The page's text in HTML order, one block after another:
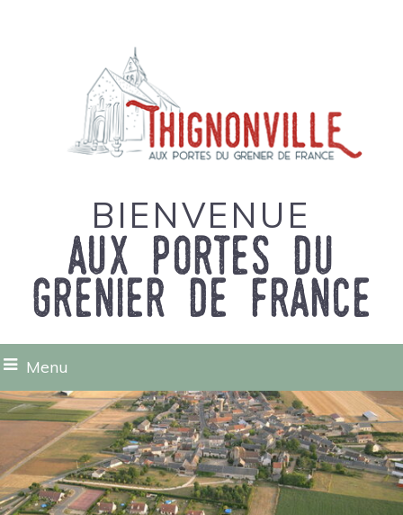
BIENVENUE
aux portes du
grenier de france
Menu